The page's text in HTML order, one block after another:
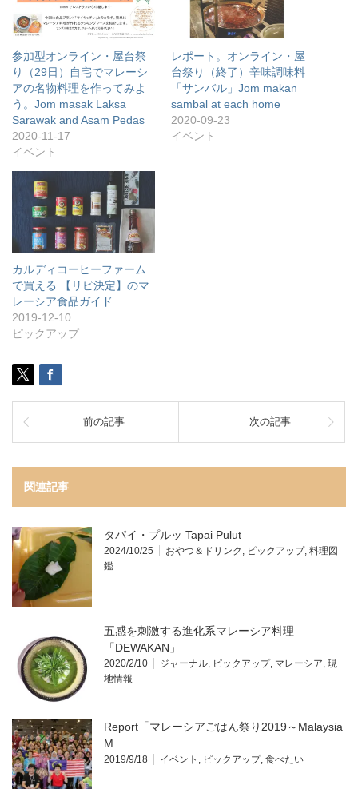
参加型オンライン・屋台祭
り（29日）自宅でマレーシ
アの名物料理を作ってみよ
う。Jom masak Laksa
Sarawak and Asam Pedas
2020-11-17
イベント
レポート。オンライン・屋
台祭り（終了）辛味調味料
「サンバル」Jom makan
sambal at each home
2020-09-23
イベント
カルディコーヒーファーム
で買える 【リピ決定】のマ
レーシア食品ガイド
2019-12-10
ピックアップ
前の記事 次の記事
関連記事
タパイ・プルッ Tapai Pulut
2024/10/25 おやつ＆ドリンク ピックアップ, 料理図
鑑
五感を刺激する進化系マレーシア料理
「DEWAKAN」
2020/2/10 ジャーナル ピックアップ, マレーシア 現
地情報
Report「マレーシアごはん祭り2019～Malaysia
M…
2019/9/18 イベント ピックアップ, 食べたい